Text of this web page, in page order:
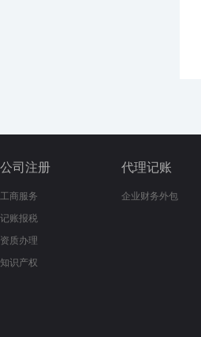
公司注册
工商服务
记账报税
资质办理
知识产权
代理记账
企业财务外包